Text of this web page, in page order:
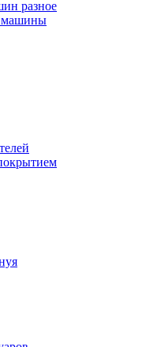
разное
машины